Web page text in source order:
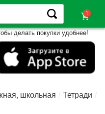
shopping_cart
делать покупки удобнее!
школьная
Тетради